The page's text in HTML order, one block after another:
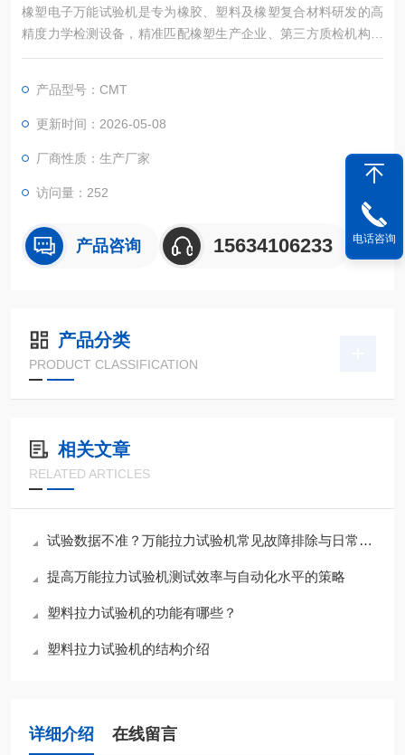
橡塑电子万能试验机是专为橡胶、塑料及橡塑复合材料研发的高
精度力学检测设备，精准匹配橡塑生产企业、第三方质检机构、
高校科研院所的核心检测需求。依托*电子伺服控制技术，设备可
程实现自动化数据采集、分析与报表生成，为材料配方迭代优
化、产品质量闭环管控、行业合规检测提供数据支撑。
产品型号：CMT
更新时间：2026-05-08
厂商性质：生产厂家
访问量：252
产品咨询 15634106233
产品分类
PRODUCT CLASSIFICATION
相关文章
RELATED ARTICLES
试验数据不准？万能拉力试验机常见故障排除与日常维护指南
提高万能拉力试验机测试效率与自动化水平的策略
塑料拉力试验机的功能有哪些？
塑料拉力试验机的结构介绍
详细介绍 在线留言
电话咨询